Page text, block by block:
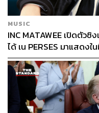
MUSIC
INC MATAWEE เปิดตัวซิ
ได้ เน PERSES มาแสดงใ